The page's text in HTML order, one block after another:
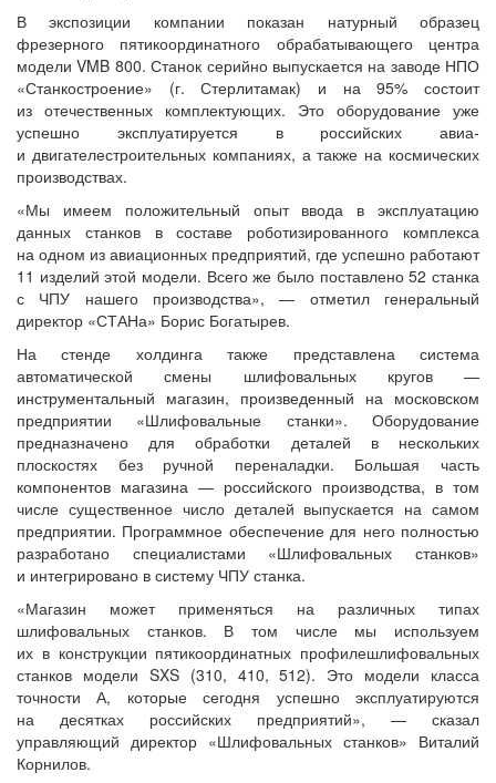
В экспозиции компании показан натурный образец
фрезерного пятикоординатного обрабатывающего центра
модели VMB 800. Станок серийно выпускается на заводе НПО
«Станкостроение» (г. Стерлитамак) и на 95% состоит
из отечественных комплектующих. Это оборудование уже
успешно эксплуатируется в российских авиа-
и двигателестроительных компаниях, а также на космических
производствах.
«Мы имеем положительный опыт ввода в эксплуатацию
данных станков в составе роботизированного комплекса
на одном из авиационных предприятий, где успешно работают
11 изделий этой модели. Всего же было поставлено 52 станка
с ЧПУ нашего производства», — отметил генеральный
директор «СТАНа» Борис Богатырев.
На стенде холдинга также представлена система
автоматической смены шлифовальных кругов —
инструментальный магазин, произведенный на московском
предприятии «Шлифовальные станки». Оборудование
предназначено для обработки деталей в нескольких
плоскостях без ручной переналадки. Большая часть
компонентов магазина — российского производства, в том
числе существенное число деталей выпускается на самом
предприятии. Программное обеспечение для него полностью
разработано специалистами «Шлифовальных станков»
и интегрировано в систему ЧПУ станка.
«Магазин может применяться на различных типах
шлифовальных станков. В том числе мы используем
их в конструкции пятикоординатных профилешлифовальных
станков модели SXS (310, 410, 512). Это модели класса
точности А, которые сегодня успешно эксплуатируются
на десятках российских предприятий», — сказал
управляющий директор «Шлифовальных станков» Виталий
Корнилов.